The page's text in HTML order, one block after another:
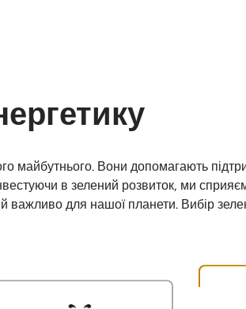
майбутнього. Вони допомагають
в зелений розвиток, ми
важливо для нашої планети. Вибір